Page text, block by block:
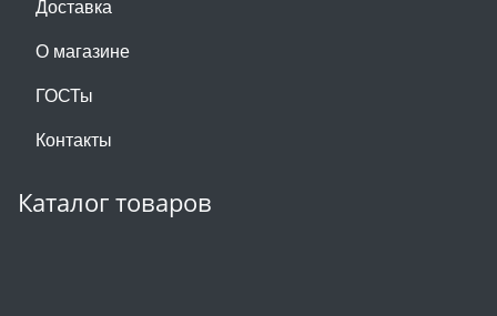
Доставка
О магазине
ГОСТы
Контакты
Каталог товаров